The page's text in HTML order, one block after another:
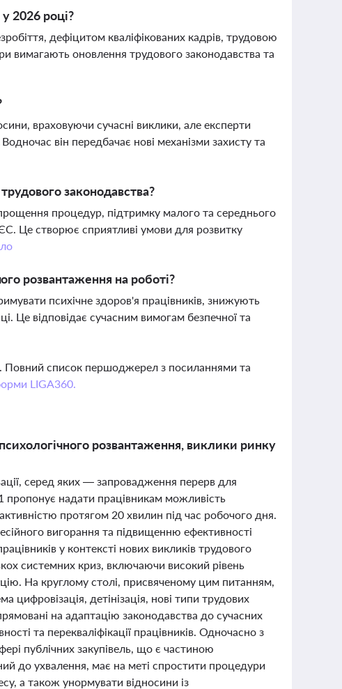
2026 році?
дефіцитом кваліфікованих кадрів, трудовою
вимагають оновлення трудового законодавства та
враховуючи сучасні виклики, але експерти
він передбачає нові механізми захисту та
законодавства?
процедур, підтримку малого та середнього
Це створює сприятливі умови для розвитку
розвантаження на роботі?
психічне здоров'я працівників, знижують
Це відповідає сучасним вимогам безпечної та
Повний список першоджерел з посиланнями та
LIGA360.
розвантаження, виклики ринку
серед яких — запровадження перерв для
пропонує надати працівникам можливість
протягом 20 хвилин під час робочого дня.
вигорання та підвищенню ефективності
у контексті нових викликів трудового
системних криз, включаючи високий рівень
На круглому столі, присвяченому цим питанням,
цифровізація, детінізація, нові типи трудових
на адаптацію законодавства до сучасних
та перекваліфікації працівників. Одночасно з
публічних закупівель, що є частиною
до ухвалення, має на меті спростити процедури
а також унормувати відносини із